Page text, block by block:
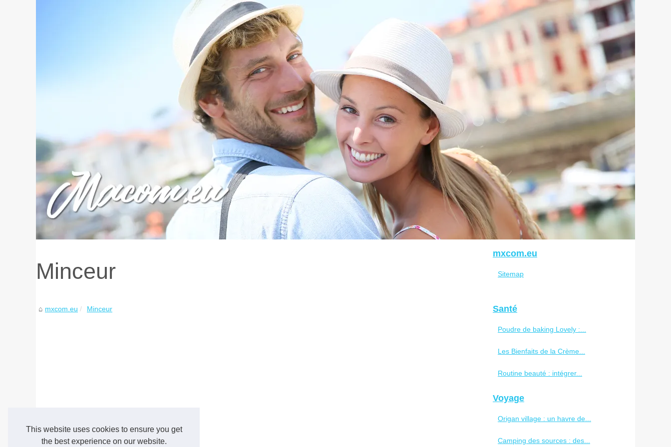
This website uses cookies to ensure you get
the best experience on our website.
Minceur
mxcom.eu Minceur
mxcom.eu
Sitemap
Santé
Poudre de baking Lovely :...
Les Bienfaits de la Crème...
Routine beauté : intégrer...
Voyage
Origan village : un havre de...
Camping des sources : des...